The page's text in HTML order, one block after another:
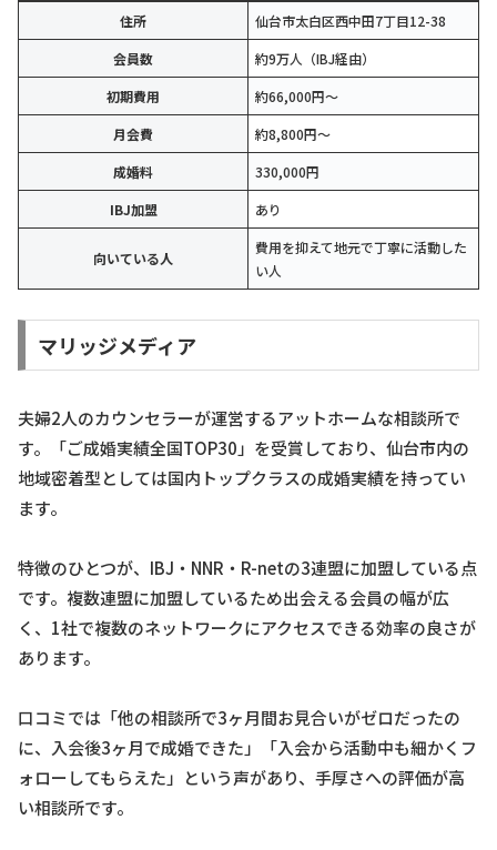
住所
仙台市太白区西中田7丁目12-38
会員数
約9万人（IBJ経由）
初期費用
約66,000円〜
月会費
約8,800円〜
成婚料
330,000円
IBJ加盟
あり
向いている人
費用を抑えて地元で丁寧に活動した
い人
マリッジメディア
夫婦2人のカウンセラーが運営するアットホームな相談所で
す。「ご成婚実績全国TOP30」を受賞しており、仙台市内の
地域密着型としては国内トップクラスの成婚実績を持ってい
ます。
特徴のひとつが、IBJ・NNR・R-netの3連盟に加盟している点
です。複数連盟に加盟しているため出会える会員の幅が広
く、1社で複数のネットワークにアクセスできる効率の良さが
あります。
口コミでは「他の相談所で3ヶ月間お見合いがゼロだったの
に、入会後3ヶ月で成婚できた」「入会から活動中も細かくフ
ォローしてもらえた」という声があり、手厚さへの評価が高
い相談所です。